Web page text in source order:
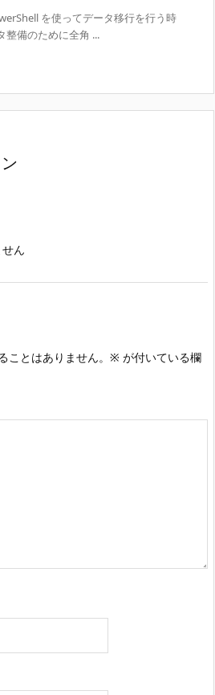
を使ってデータ移行を行う時
整備のために全角 ...
ん
ことはありません。 ※ が付いている欄